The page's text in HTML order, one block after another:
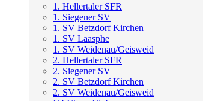
1. Hellertaler SFR
1. Siegener SV
1. SV Betzdorf Kirchen
1. SV Laasphe
1. SV Weidenau/Geisweid
2. Hellertaler SFR
2. Siegener SV
2. SV Betzdorf Kirchen
2. SV Weidenau/Geisweid